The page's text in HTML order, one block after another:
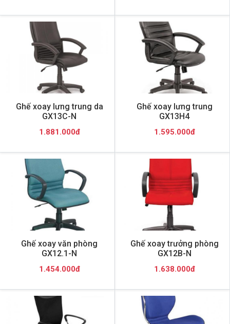
Ghế xoay lưng trung da
GX13C-N
1.881.000đ
Ghế xoay lưng trung
GX13H4
1.595.000đ
Ghế xoay văn phòng
GX12.1-N
1.454.000đ
Ghế xoay trưởng phòng
GX12B-N
1.638.000đ